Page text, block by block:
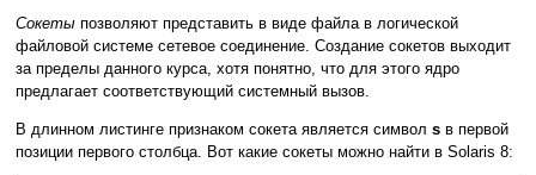
Сокеты позволяют представить в виде файла в логической
файловой системе сетевое соединение. Создание сокетов выходит
за пределы данного курса, хотя понятно, что для этого ядро
предлагает соответствующий системный вызов.
В длинном листинге признаком сокета является символ s в первой
позиции первого столбца. Вот какие сокеты можно найти в Solaris 8: